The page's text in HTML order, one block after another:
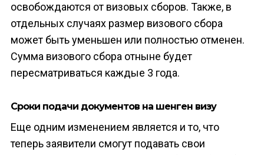
освобождаются от визовых сборов. Также, в
отдельных случаях размер визового сбора
может быть уменьшен или полностью отменен.
Сумма визового сбора отныне будет
пересматриваться каждые 3 года.
Сроки подачи документов на шенген визу
Еще одним изменением является и то, что
теперь заявители смогут подавать свои